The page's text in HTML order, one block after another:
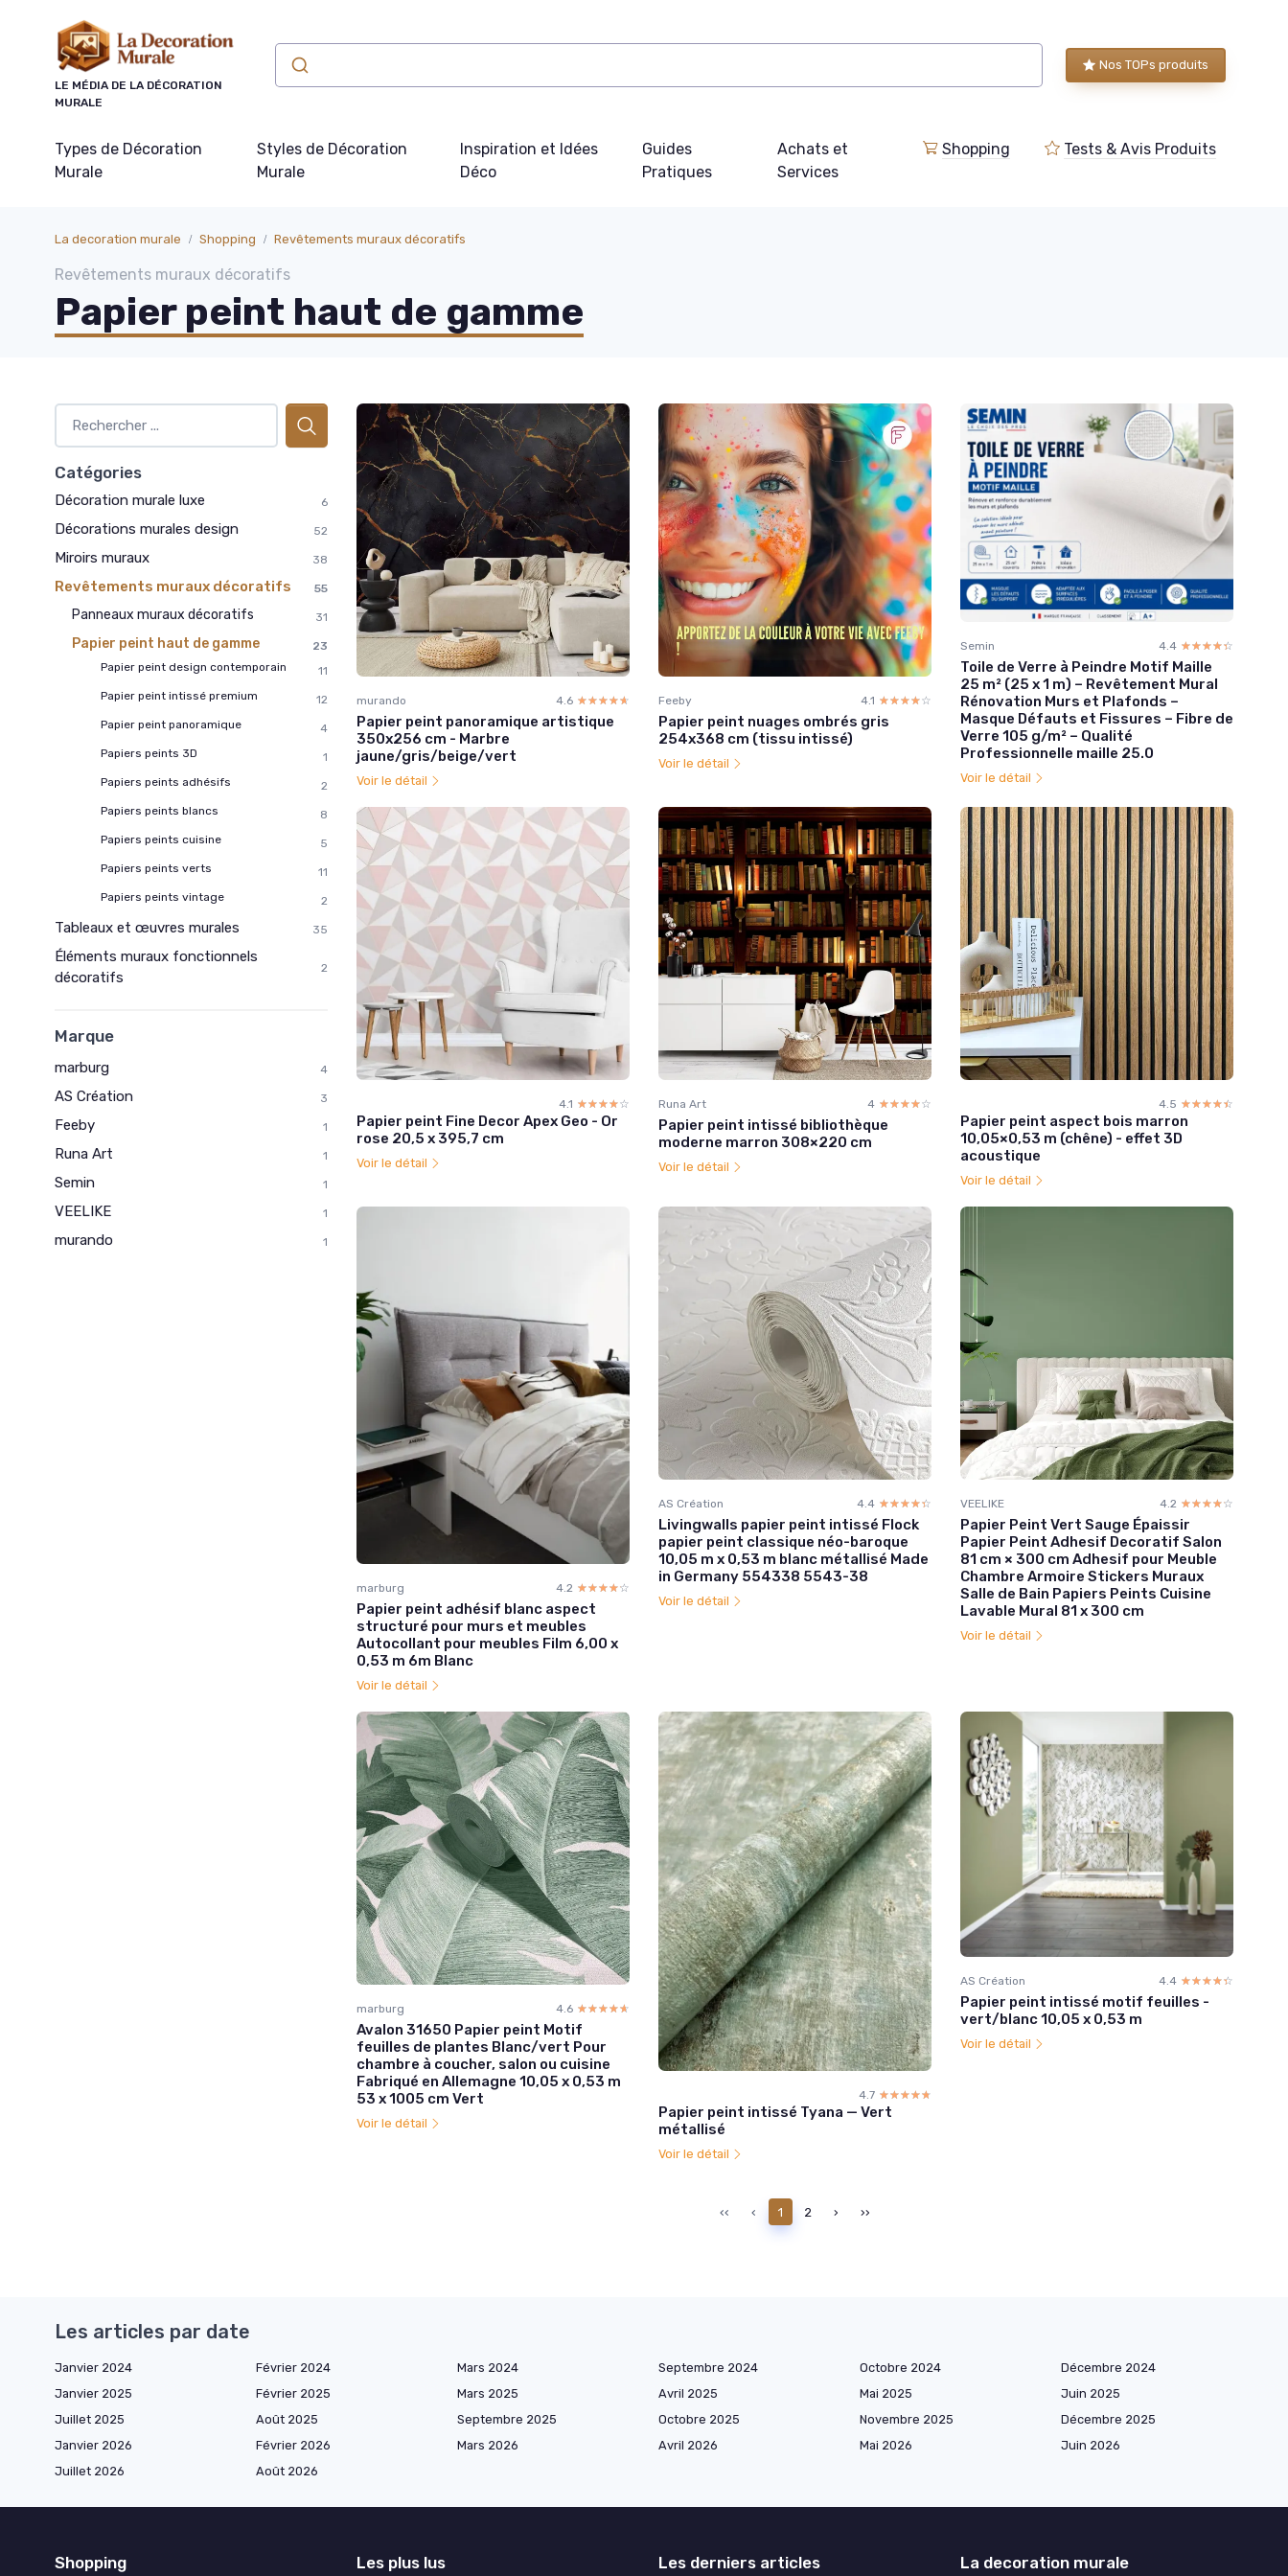
LE MÉDIA DE LA DÉCORATION
MURALE
Nos TOPs produits
Types de Décoration
Murale
Styles de Décoration
Murale
Inspiration et Idées
Déco
Guides
Pratiques
Achats et
Services
Shopping Tests & Avis Produits
La decoration murale Shopping Revêtements muraux décoratifs
Revêtements muraux décoratifs
Papier peint haut de gamme
Catégories
Décoration murale luxe 6
Décorations murales design 52
Miroirs muraux 38
Revêtements muraux décoratifs 55
Panneaux muraux décoratifs 31
Papier peint haut de gamme
23
Papier peint design contemporain
11
Papier peint intissé premium
12
Papier peint panoramique
4
Papiers peints 3D
1
Papiers peints adhésifs
2
Papiers peints blancs
8
Papiers peints cuisine
5
Papiers peints verts
11
Papiers peints vintage
2
Tableaux et œuvres murales 35
Éléments muraux fonctionnels
décoratifs
2
Marque
marburg 4
AS Création 3
Feeby 1
Runa Art 1
Semin 1
VEELIKE 1
murando 1
murando 4.6 ☆☆☆☆☆
★★★★★
Papier peint panoramique artistique
350x256 cm - Marbre
jaune/gris/beige/vert
Voir le détail
Feeby 4.1 ☆☆☆☆☆
★★★★★
Papier peint nuages ombrés gris
254x368 cm (tissu intissé)
Voir le détail
Semin 4.4 ☆☆☆☆☆
★★★★★
Toile de Verre à Peindre Motif Maille
25 m² (25 x 1 m) – Revêtement Mural
Rénovation Murs et Plafonds –
Masque Défauts et Fissures – Fibre de
Verre 105 g/m² – Qualité
Professionnelle maille 25.0
Voir le détail
4.1 ☆☆☆☆☆
★★★★★
Papier peint Fine Decor Apex Geo - Or
rose 20,5 x 395,7 cm
Voir le détail
Runa Art 4 ☆☆☆☆☆
★★★★★
Papier peint intissé bibliothèque
moderne marron 308×220 cm
Voir le détail
4.5 ☆☆☆☆☆
★★★★★
Papier peint aspect bois marron
10,05×0,53 m (chêne) - effet 3D
acoustique
Voir le détail
marburg 4.2 ☆☆☆☆☆
★★★★★
Papier peint adhésif blanc aspect
structuré pour murs et meubles
Autocollant pour meubles Film 6,00 x
0,53 m 6m Blanc
Voir le détail
AS Création 4.4 ☆☆☆☆☆
★★★★★
Livingwalls papier peint intissé Flock
papier peint classique néo-baroque
10,05 m x 0,53 m blanc métallisé Made
in Germany 554338 5543-38
Voir le détail
VEELIKE 4.2 ☆☆☆☆☆
★★★★★
Papier Peint Vert Sauge Épaissir
Papier Peint Adhesif Decoratif Salon
81 cm × 300 cm Adhesif pour Meuble
Chambre Armoire Stickers Muraux
Salle de Bain Papiers Peints Cuisine
Lavable Mural 81 x 300 cm
Voir le détail
marburg 4.6 ☆☆☆☆☆
★★★★★
Avalon 31650 Papier peint Motif
feuilles de plantes Blanc/vert Pour
chambre à coucher, salon ou cuisine
Fabriqué en Allemagne 10,05 x 0,53 m
53 x 1005 cm Vert
Voir le détail
4.7 ☆☆☆☆☆
★★★★★
Papier peint intissé Tyana — Vert
métallisé
Voir le détail
AS Création 4.4 ☆☆☆☆☆
★★★★★
Papier peint intissé motif feuilles -
vert/blanc 10,05 x 0,53 m
Voir le détail
‹‹ ‹ 1 2 › ››
Les articles par date
Janvier 2024 Février 2024 Mars 2024 Septembre 2024 Octobre 2024
Décembre 2024
Janvier 2025
Février 2025 Mars 2025 Avril 2025 Mai 2025
Juin 2025
Juillet 2025
Août 2025 Septembre 2025 Octobre 2025 Novembre 2025
Décembre 2025
Janvier 2026
Février 2026 Mars 2026 Avril 2026 Mai 2026
Juin 2026
Juillet 2026
Août 2026
Shopping Les plus lus Les derniers articles La decoration murale